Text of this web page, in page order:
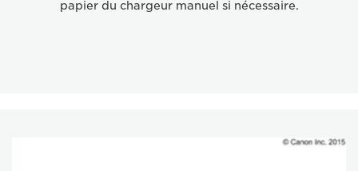
papier du chargeur manuel si nécessaire.